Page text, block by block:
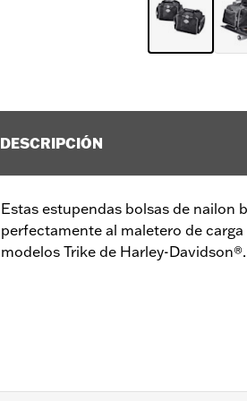
DESCRIPCIÓN
Estas estupendas bolsas de nailon
perfectamente al maletero de
modelos Trike de Harley-Davidson®.